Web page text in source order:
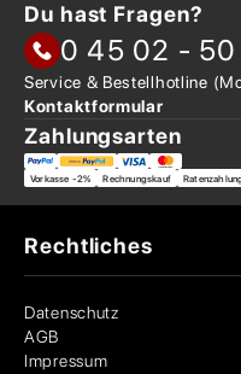
Du hast Fragen?
0 45 02 -
Service & Bestellhotline
Kontaktformular
Zahlungsarten
Vorkasse -2% Rechnungskauf
Rechtliches
Datenschutz
AGB
Impressum